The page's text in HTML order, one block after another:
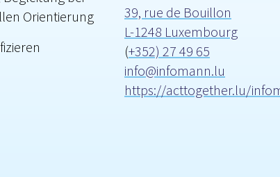
Orientierung
39, rue de Bouillon
L-1248 Luxembourg
(+352) 27 49 65
info@infomann.lu
https://acttogether.lu/